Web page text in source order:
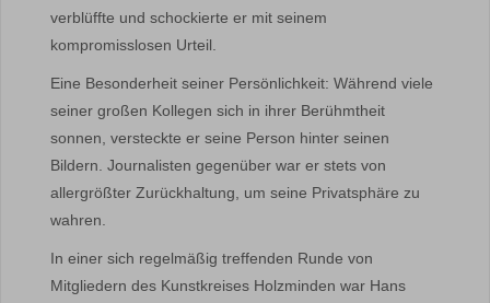
verblüffte und schockierte er mit seinem
kompromisslosen Urteil.
Eine Besonderheit seiner Persönlichkeit: Während viele
seiner großen Kollegen sich in ihrer Berühmtheit
sonnen, versteckte er seine Person hinter seinen
Bildern. Journalisten gegenüber war er stets von
allergrößter Zurückhaltung, um seine Privatsphäre zu
wahren.
In einer sich regelmäßig treffenden Runde von
Mitgliedern des Kunstkreises Holzminden war Hans